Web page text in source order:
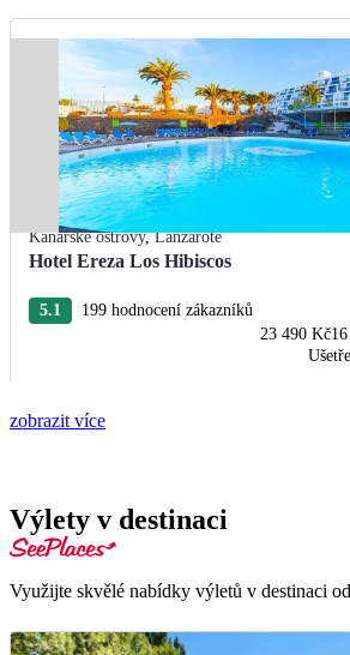
Kanárské ostrovy,Lanzarote
Hotel Ereza Los Hibiscos
5.1
199 hodnocení zákazníků
23 490 Kč
zobrazit více
Výlety v destinaci
Využijte skvělé nabídky výletů v destinaci